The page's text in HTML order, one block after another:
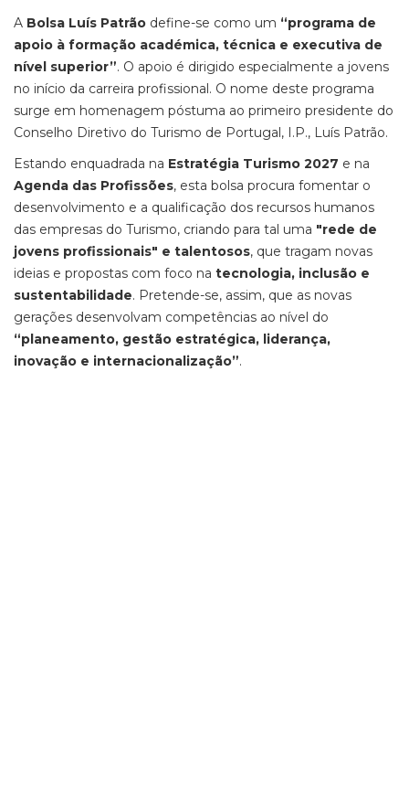
A Bolsa Luís Patrão define-se como um “programa de
apoio à formação académica, técnica e executiva de
nível superior”. O apoio é dirigido especialmente a jovens
no início da carreira profissional. O nome deste programa
surge em homenagem póstuma ao primeiro presidente do
Conselho Diretivo do Turismo de Portugal, I.P., Luís Patrão.
Estando enquadrada na Estratégia Turismo 2027 e na
Agenda das Profissões, esta bolsa procura fomentar o
desenvolvimento e a qualificação dos recursos humanos
das empresas do Turismo, criando para tal uma "rede de
jovens profissionais" e talentosos, que tragam novas
ideias e propostas com foco na tecnologia, inclusão e
sustentabilidade. Pretende-se, assim, que as novas
gerações desenvolvam competências ao nível do
“planeamento, gestão estratégica, liderança,
inovação e internacionalização”.